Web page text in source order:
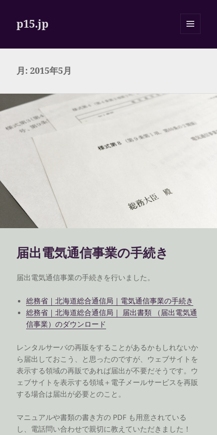
p15.jp
ーとウ
月:2015年5月
届出電気通信事業の手続き
届出電気通信事業の手続きを行いました。
総務省｜北海道総合通信局｜電気通信事業の手続き
総務省｜北海道総合通信局｜ 届出書類 （届出電気通
信事業）のダウンロード
レンタルサーバの再販をすることがあるかもしれないか
ら届出しておこう、と思ったのですが、ウェブサイトを
表示する領域の再販であれば届出が不要だそうです。ウ
ェブサイトを表示する領域＋電子メールサービスを再販
する場合は届出が必要とのこと。
マニュアルや書類の書き方の PDF も用意されている
し、電話問い合わせで親切に教えていただきました！